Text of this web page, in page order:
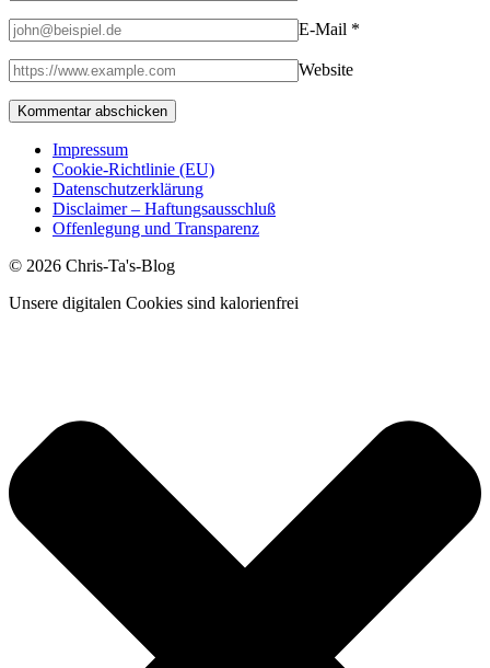
E-Mail *
Website
Impressum
Cookie-Richtlinie (EU)
Datenschutzerklärung
Disclaimer – Haftungsausschluß
Offenlegung und Transparenz
© 2026 Chris-Ta's-Blog
Unsere digitalen Cookies sind kalorienfrei